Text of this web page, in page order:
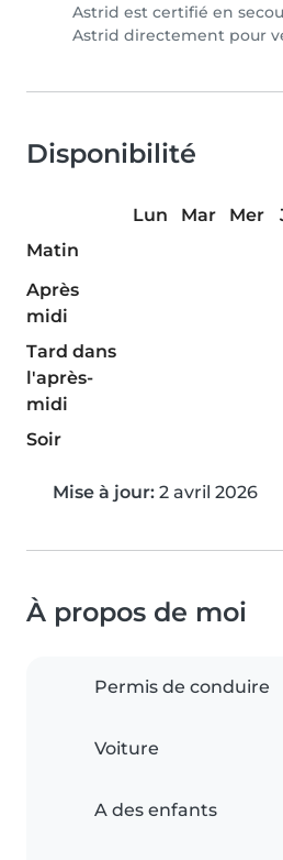
Astrid est certifié en
Astrid directement pour
Disponibilité
Lun Mar Mer
Matin
Après
midi
Tard dans
l'après-
midi
Soir
Mise à jour: 2 avril 2026
À propos de moi
Permis de conduire
Voiture
A des enfants